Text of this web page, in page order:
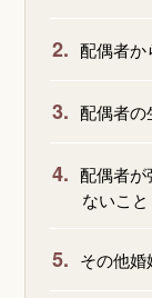
2. 配偶者か
3. 配偶者の
4. 配偶者が
ないこと
5. その他婚